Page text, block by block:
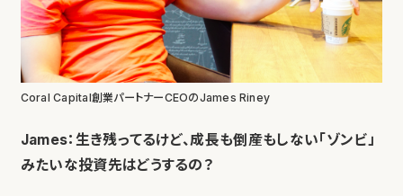
Coral Capital創業パートナーCEOのJames Riney
James：生き残ってるけど、成長も倒産もしない「ゾンビ」
みたいな投資先はどうするの？